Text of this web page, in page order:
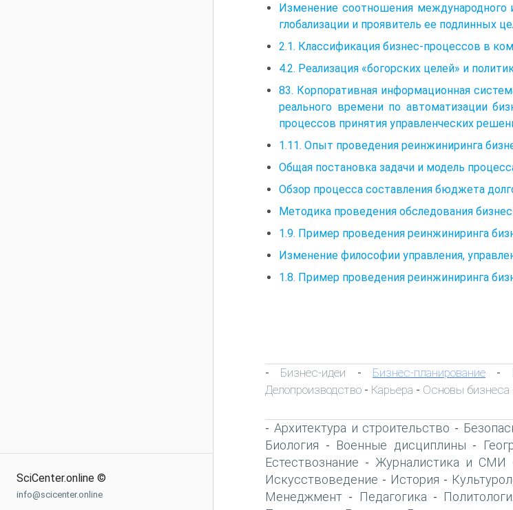
SciCenter.online ©
info@scicenter.online
Изменение соотношения международного
глобализации и проявитель ее подлинных
2.1. Классификация бизнес-процессов в
4.2. Реализация «богорских целей» и
83. Корпоративная информационная
реального времени по автоматизации
процессов принятия управленческих
1.11. Опыт проведения реинжиниринга
Общая постановка задачи и модель
Обзор процесса составления бюджета
Методика проведения обследования
1.9. Пример проведения реинжиниринга
Изменение философии управления,
1.8. Пример проведения реинжиниринга
- Бизнес-идеи - Бизнес-планирование -
Делопроизводство - Карьера - Основы бизнеса
- Архитектура и строительство -
Биология - Военные дисциплины -
Естествознание - Журналистика и СМИ
Искусствоведение - История -
Менеджмент - Педагогика -